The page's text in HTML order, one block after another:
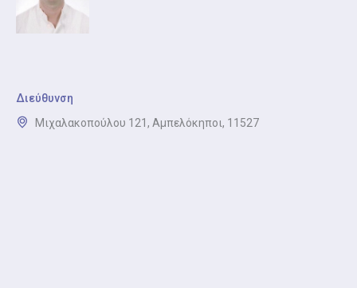
Διεύθυνση
Μιχαλακοπούλου 121, Αμπελόκηποι, 11527